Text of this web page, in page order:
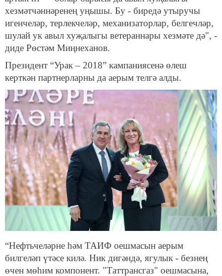
хезмәтчәннәренең уңышы. Бу - биредә утыручы
игенчеләр, терлекчеләр, механизаторлар, белгечләр,
шулай ук авыл хуҗалыгы ветераннары хезмәте дә", -
диде Рөстәм Миңнеханов.
Президент “Урак – 2018” кампаниясенә өлеш
керткән партнерларны да аерым телгә алды.
“Нефтьчеләрне һәм ТАИФ оешмасын аерым
билгеләп үтәсе килә. Ник дигәндә, ягулык - безнең
өчен мөһим компонент. "Таттрансгаз" оешмасына,